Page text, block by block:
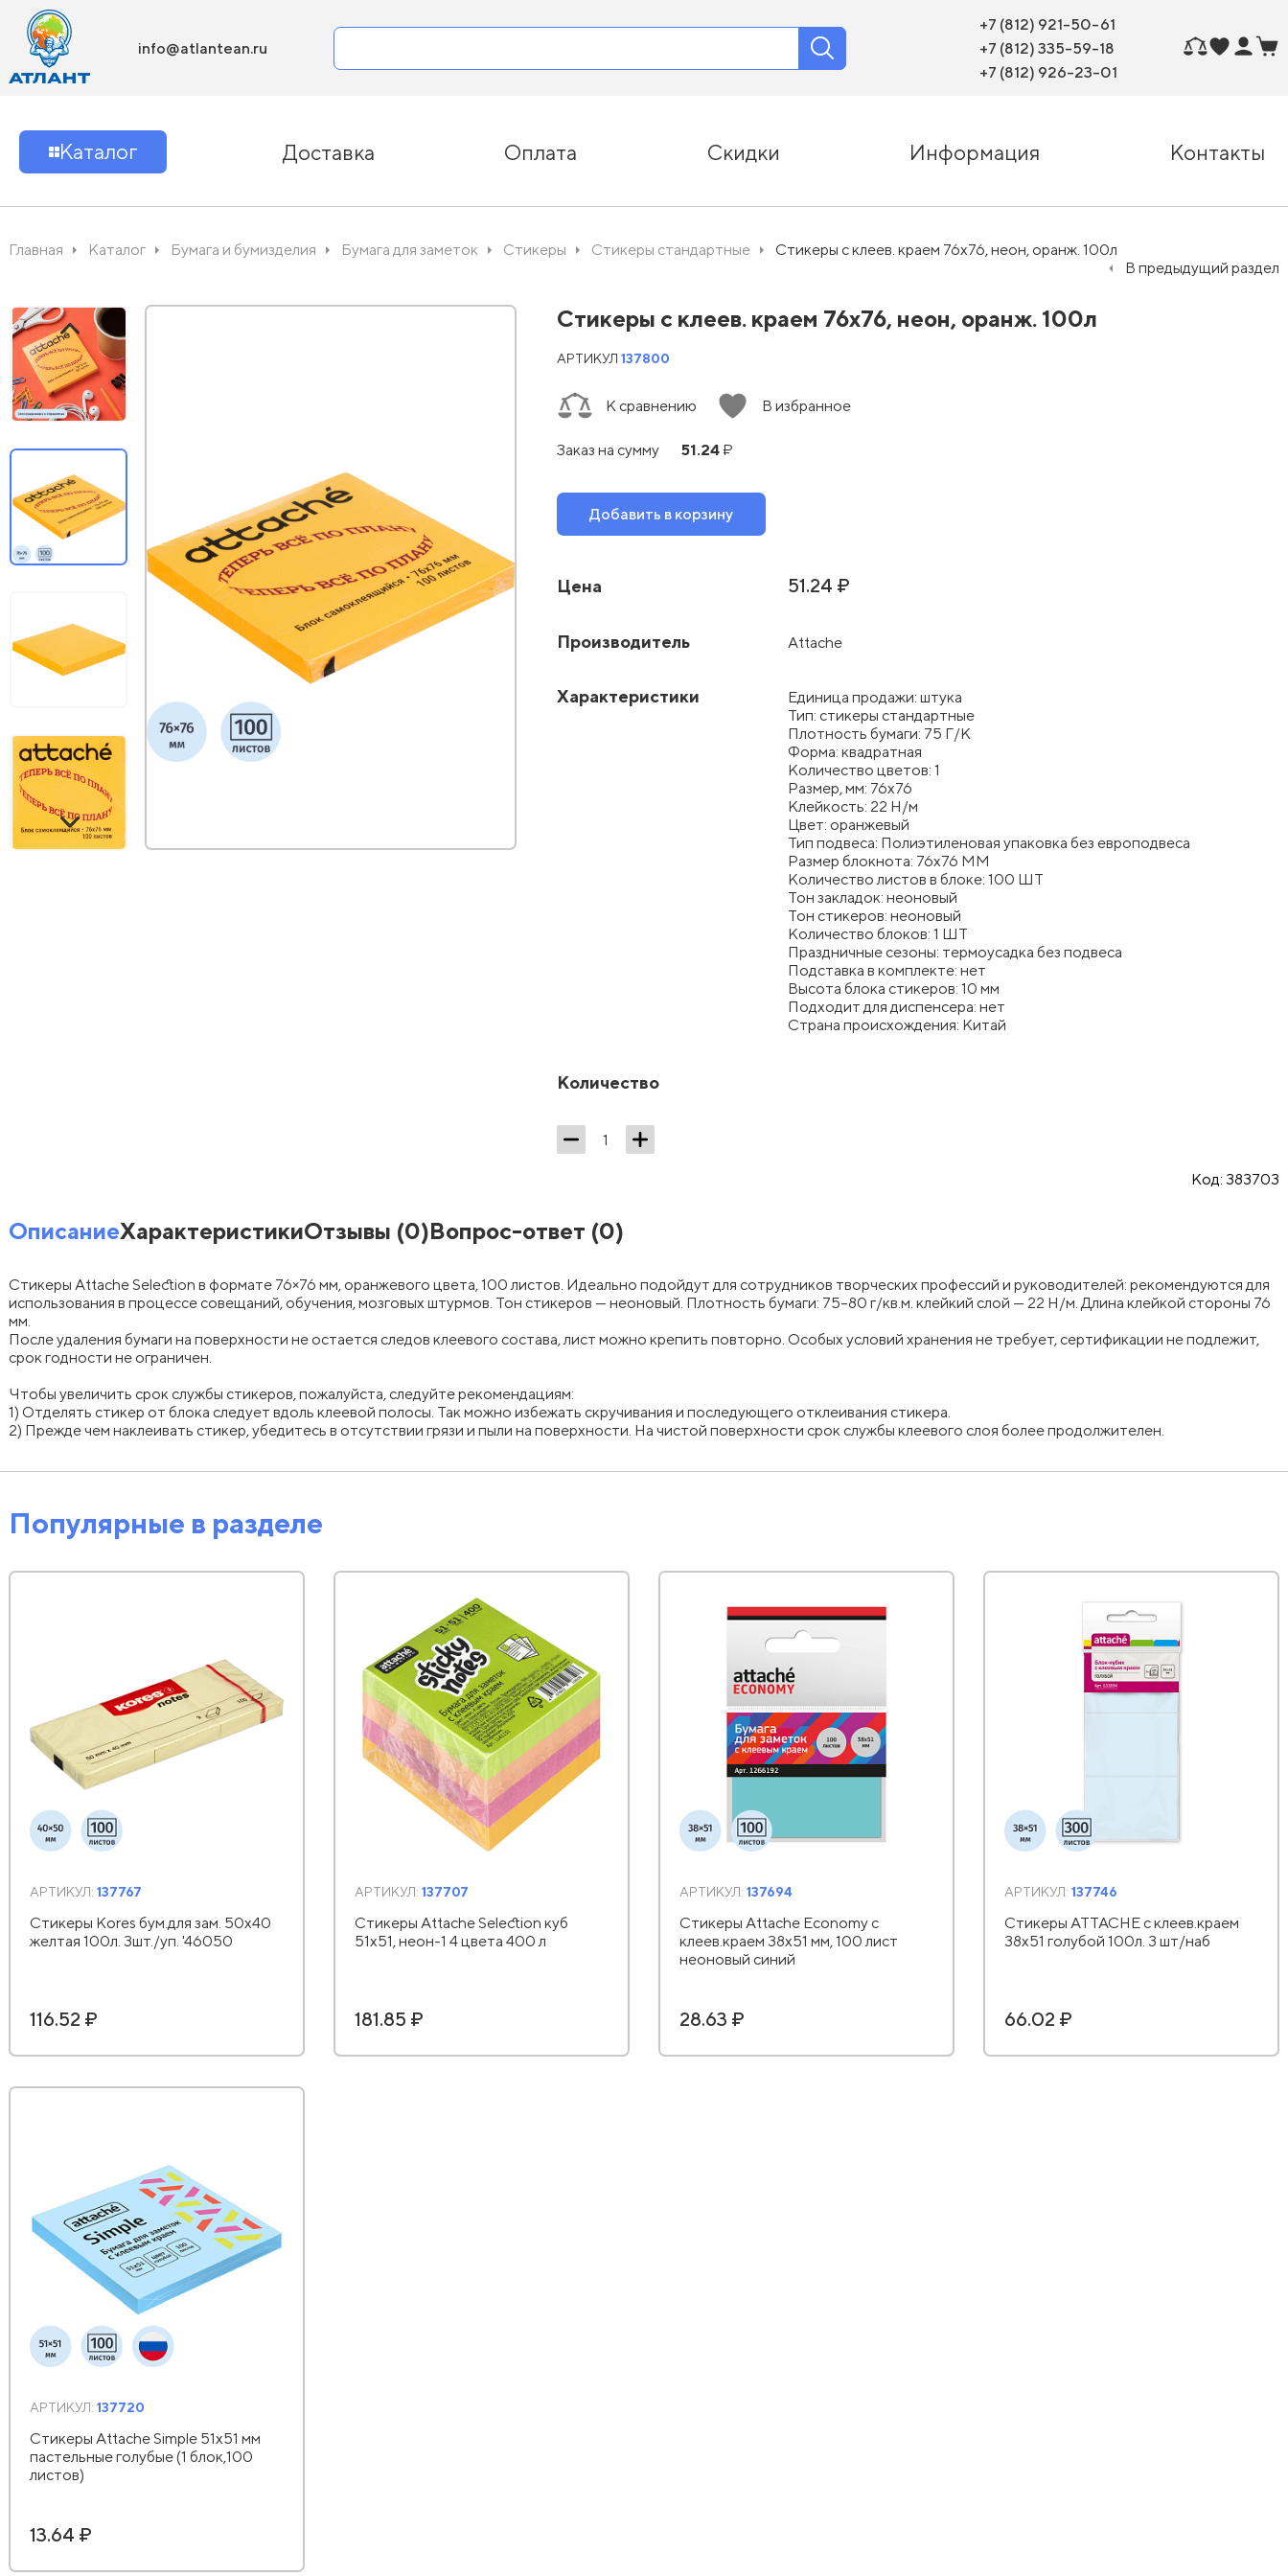
info@atlantean.ru
+7 (812) 921-50-61
+7 (812) 335-59-18
+7 (812) 926-23-01
Каталог Доставка Оплата Скидки Информация Контакты
Главная Каталог Бумага и бумизделия Бумага для заметок Стикеры Стикеры стандартные
Стикеры с клеев. краем 76х76, неон, оранж. 100л
В предыдущий раздел
Стикеры с клеев. краем 76х76, неон, оранж. 100л
Цена 51.24 ₽
Производитель Attache
Характеристики
Единица продажи: штука
Тип: стикеры стандартные
Плотность бумаги: 75 Г/К
Форма: квадратная
Количество цветов: 1
Размер, мм: 76x76
Клейкость: 22 Н/м
Цвет: оранжевый
Тип подвеса: Полиэтиленовая упаковка без европодвеса
Размер блокнота: 76x76 ММ
Количество листов в блоке: 100 ШТ
Тон закладок: неоновый
Тон стикеров: неоновый
Количество блоков: 1 ШТ
Праздничные сезоны: термоусадка без подвеса
Подставка в комплекте: нет
Высота блока стикеров: 10 мм
Подходит для диспенсера: нет
Страна происхождения: Китай
Количество
АРТИКУЛ137800
К сравнению В избранное
Заказ на сумму 51.24 ₽
Добавить в корзину
Код: 383703
ОписаниеХарактеристикиОтзывы (0)Вопрос-ответ (0)
Стикеры Attache Selection в формате 76×76 мм, оранжевого цвета, 100 листов. Идеально подойдут для сотрудников творческих профессий и руководителей: рекомендуются для
использования в процессе совещаний, обучения, мозговых штурмов. Тон стикеров — неоновый. Плотность бумаги: 75–80 г/кв.м. клейкий слой — 22 Н/м. Длина клейкой стороны 76
мм.
После удаления бумаги на поверхности не остается следов клеевого состава, лист можно крепить повторно. Особых условий хранения не требует, сертификации не подлежит,
срок годности не ограничен.
Чтобы увеличить срок службы стикеров, пожалуйста, следуйте рекомендациям:
1) Отделять стикер от блока следует вдоль клеевой полосы. Так можно избежать скручивания и последующего отклеивания стикера.
2) Прежде чем наклеивать стикер, убедитесь в отсутствии грязи и пыли на поверхности. На чистой поверхности срок службы клеевого слоя более продолжителен.
Популярные в разделе
АРТИКУЛ: 137767
Стикеры Kores бум.для зам. 50х40
желтая 100л. 3шт./уп. '46050
116.52 ₽
АРТИКУЛ: 137707
Стикеры Attache Selection куб
51х51, неон-1 4 цвета 400 л
181.85 ₽
АРТИКУЛ: 137694
Стикеры Attache Economy с
клеев.краем 38x51 мм, 100 лист
неоновый синий
28.63 ₽
АРТИКУЛ: 137746
Стикеры ATTACHE с клеев.краем
38х51 голубой 100л. 3 шт/наб
66.02 ₽
АРТИКУЛ: 137720
Стикеры Attache Simple 51х51 мм
пастельные голубые (1 блок,100
листов)
13.64 ₽